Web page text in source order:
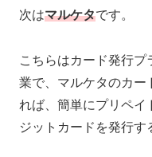
次はマルケタです。
こちらはカード発行
業で、マルケタのカー
れば、簡単にプリペイ
ジットカードを発行す